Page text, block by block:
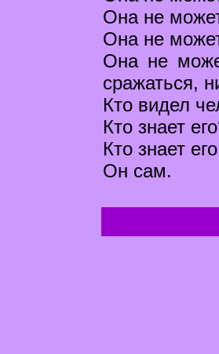
Она не
Она не
Она не
сражаться,
Кто видел
Кто знает
Кто знает
Он сам.